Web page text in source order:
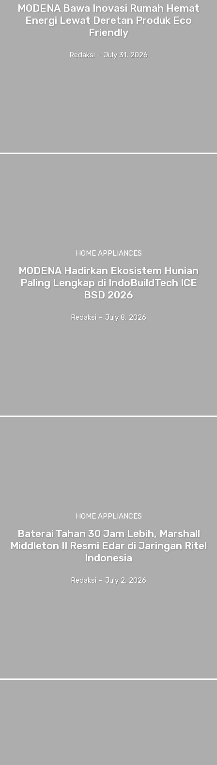
MODENA Bawa Inovasi Rumah Hemat
Energi Lewat Deretan Produk Eco
Friendly
Redaksi - July 31, 2026
HOME APPLIANCES
MODENA Hadirkan Ekosistem Hunian
Paling Lengkap di IndoBuildTech ICE
BSD 2026
Redaksi - July 8, 2026
HOME APPLIANCES
Baterai Tahan 30 Jam Lebih, Marshall
Middleton II Resmi Edar di Jaringan Ritel
Indonesia
Redaksi - July 2, 2026